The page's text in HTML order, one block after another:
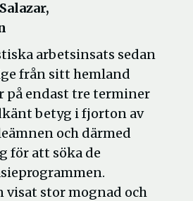
arbetsinsats sedan
från sitt hemland
på endast tre terminer
betyg i fjorton av
och därmed
för att söka de
visat stor mognad och